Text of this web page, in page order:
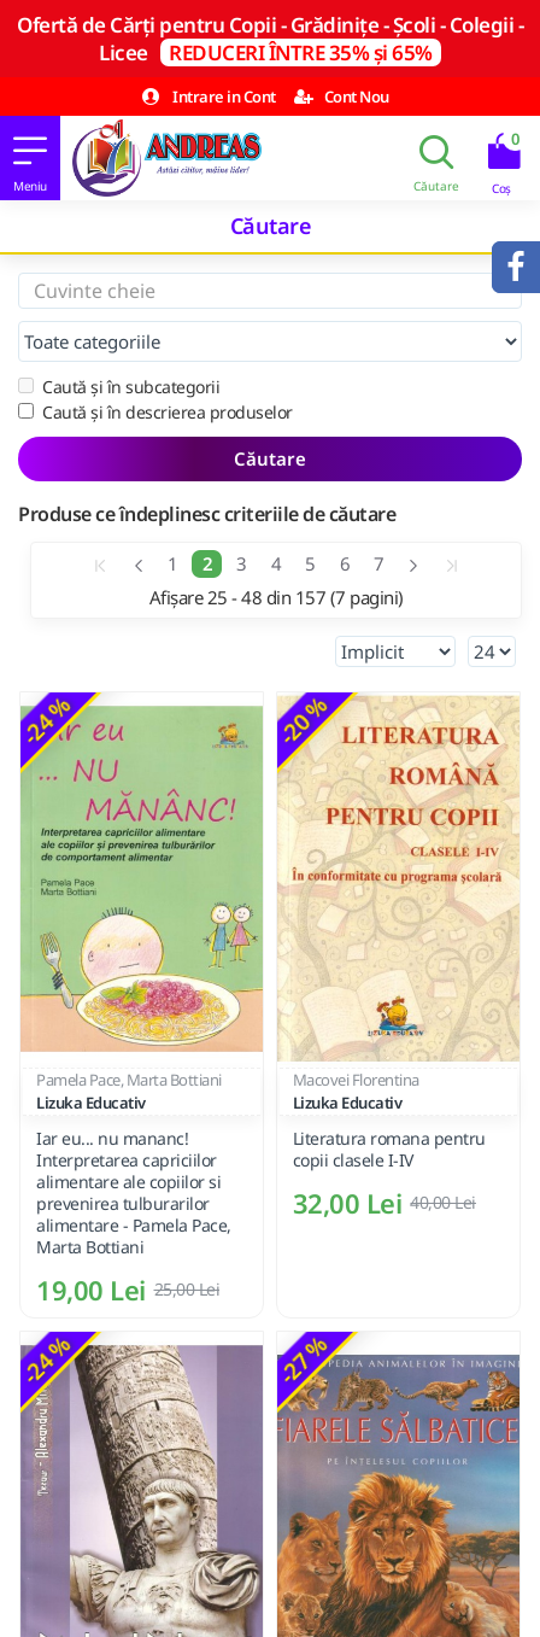
Ofertă de Cărți pentru Copii - Grădinițe - Școli - Colegii -
Licee REDUCERI ÎNTRE 35% și 65%
Intrare in Cont
Cont Nou
0
Căutare
Caută și în subcategorii
Caută și în descrierea produselor
Căutare
Produse ce îndeplinesc criteriile de căutare
1 2 3 4 5 6
7
Afișare 25 - 48 din 157 (7 pagini)
-24 %
Pamela Pace, Marta Bottiani
Lizuka Educativ
Iar eu... nu mananc!
Interpretarea capriciilor
alimentare ale copiilor si
prevenirea tulburarilor
alimentare - Pamela Pace,
Marta Bottiani
19,00 Lei 25,00 Lei
-20 %
Macovei Florentina
Lizuka Educativ
Literatura romana pentru
copii clasele I-IV
32,00 Lei 40,00 Lei
-24 % -27 %